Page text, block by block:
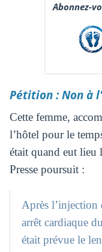
Abonnez-
Pétition : Non à
Cette femme,
l’hôtel pour le
était quand eut lieu
Presse poursuit :
Après
arrêt cardiaque
était prévue le